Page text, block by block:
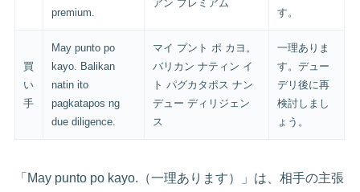
premium.
アン プレミアム
す。
買
い
手
May punto po
kayo. Balikan
natin ito
pagkatapos ng
due diligence.
マイ プント ポ カヨ。
バリカン ナティン イ
ト パグカタポス ナン
デュー ディリジェン
ス
一理ありま
す。デュー
デリ後に再
検討しまし
ょう。
「May punto po kayo.（一理あります）」は、相手の主張